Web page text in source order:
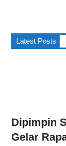
terpercaya
dalam
Latest Posts
Dipimpin
Gelar